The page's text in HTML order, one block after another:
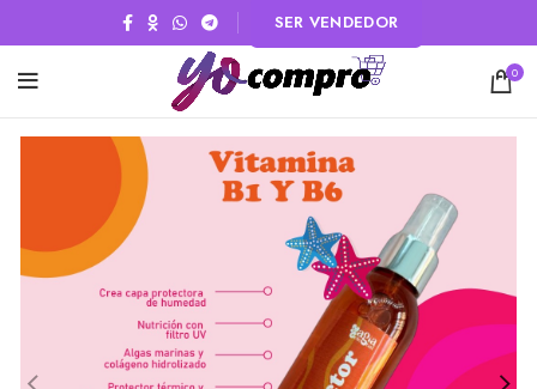
SER VENDEDOR
0